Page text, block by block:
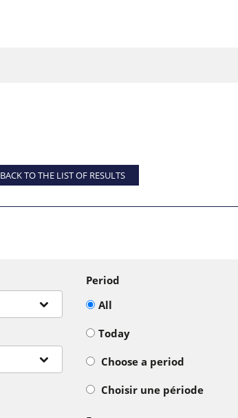
BACK TO THE LIST OF RESULTS
Period
All
Today
Choose a period
Choisir une période